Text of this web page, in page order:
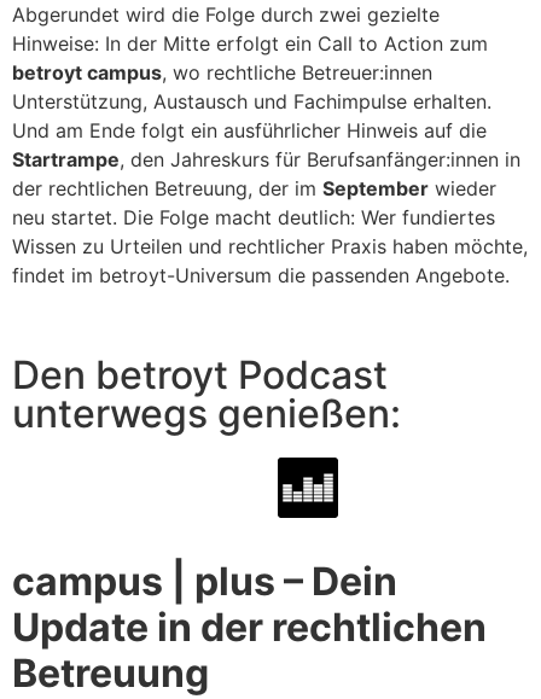
Abgerundet wird die Folge durch zwei gezielte
Hinweise: In der Mitte erfolgt ein Call to Action zum
betroyt campus, wo rechtliche Betreuer:innen
Unterstützung, Austausch und Fachimpulse erhalten.
Und am Ende folgt ein ausführlicher Hinweis auf die
Startrampe, den Jahreskurs für Berufsanfänger:innen in
der rechtlichen Betreuung, der im September wieder
neu startet. Die Folge macht deutlich: Wer fundiertes
Wissen zu Urteilen und rechtlicher Praxis haben möchte,
findet im betroyt-Universum die passenden Angebote.
Den betroyt Podcast
unterwegs genießen:
campus | plus – Dein
Update in der rechtlichen
Betreuung